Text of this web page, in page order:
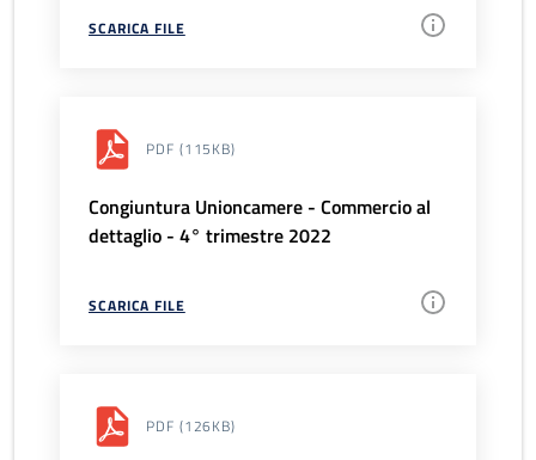
SCARICA FILE
PDF (115KB)
Congiuntura Unioncamere - Commercio al
dettaglio - 4° trimestre 2022
SCARICA FILE
PDF (126KB)